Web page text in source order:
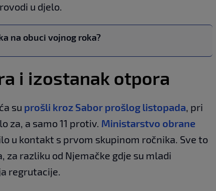
u djelo.
na obuci vojnog roka?
i izostanak otpora
su prošli kroz Sabor prošlog listopada, pri
za, a samo 11 protiv. Ministarstvo obrane
u kontakt s prvom skupinom ročnika. Sve to
za razliku od Njemačke gdje su mladi
regrutacije.